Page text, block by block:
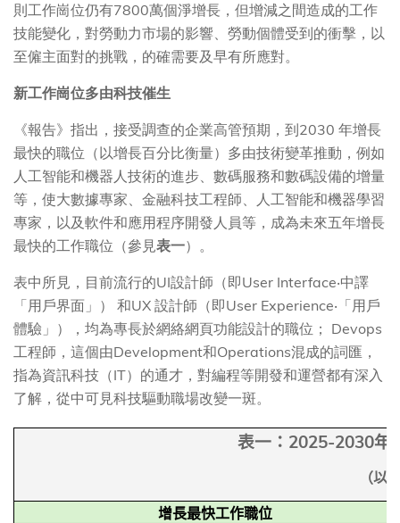
則工作崗位仍有7800萬個淨增長，但增減之間造成的工作
技能變化，對勞動力市場的影響、勞動個體受到的衝擊，以
至僱主面對的挑戰，的確需要及早有所應對。
新工作崗位多由科技催生
《報告》指出，接受調查的企業高管預期，到2030 年增長
最快的職位（以增長百分比衡量）多由技術變革推動，例如
人工智能和機器人技術的進步、數碼服務和數碼設備的增量
等，使大數據專家、金融科技工程師、人工智能和機器學習
專家，以及軟件和應用程序開發人員等，成為未來五年增長
最快的工作職位（參見表一）。
表中所見，目前流行的UI設計師（即User Interface‧中譯
「用戶界面」） 和UX 設計師（即User Experience‧「用戶
體驗」），均為專長於網絡網頁功能設計的職位； Devops
工程師，這個由Development和Operations混成的詞匯，
指為資訊科技（IT）的通才，對編程等開發和運營都有深入
了解，從中可見科技驅動職場改變一斑。
表一： 2025-2030年
（以
增長最快工作職位